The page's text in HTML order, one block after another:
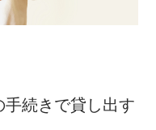
続きで貸し出す